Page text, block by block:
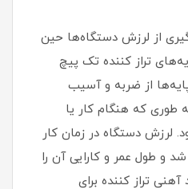
از لرزش دستگاه‌ها حین
تراز کننده تک پیچ
از ضربه و آسیب
طوری که هنگام کار یا
لرزش دستگاه در زمان کار
و طول عمر و کارایی آن را
تراز کننده برای